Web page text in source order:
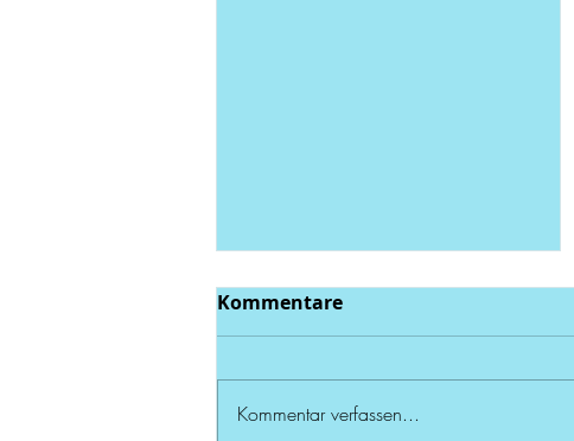
Kommentare
Kommentar verfassen...